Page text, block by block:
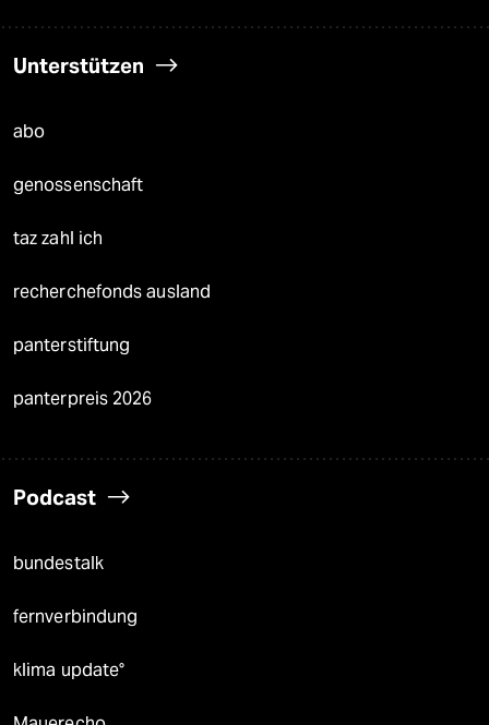
Unterstützen
abo
genossenschaft
taz zahl ich
recherchefonds ausland
panterstiftung
panterpreis 2026
Podcast
bundestalk
fernverbindung
klima update°